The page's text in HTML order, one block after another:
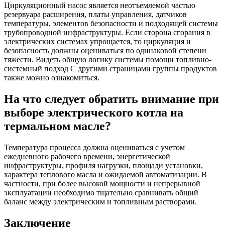
Циркуляционный насос является неотъемлемой частью
резервуара расширения, платы управления, датчиков
температуры, элементов безопасности и подходящей системы
трубопроводной инфраструктуры. Если сторона сгорания в
электрических системах упрощается, то циркуляция и
безопасность должны оцениваться по одинаковой степени
тяжести. Видеть общую логику системы помощи топливно-
системный подход С другими страницами группы продуктов
также можно ознакомиться.
На что следует обратить внимание при
выборе электрического котла на
термальном масле?
Температура процесса должна оцениваться с учетом
ежедневного рабочего времени, энергетической
инфраструктуры, профиля нагрузки, площади установки,
характера теплового масла и ожидаемой автоматизации. В
частности, при более высокой мощности и непрерывной
эксплуатации необходимо тщательно сравнивать общий
баланс между электрическим и топливным растворами.
Заключение